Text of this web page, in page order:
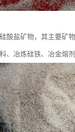
酸盐矿物，其主要矿
、冶炼硅铁、冶金熔